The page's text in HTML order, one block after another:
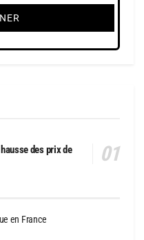
des prix de
en France